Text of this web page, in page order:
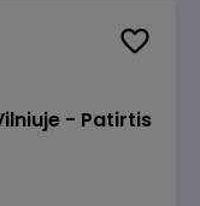
- Patirtis